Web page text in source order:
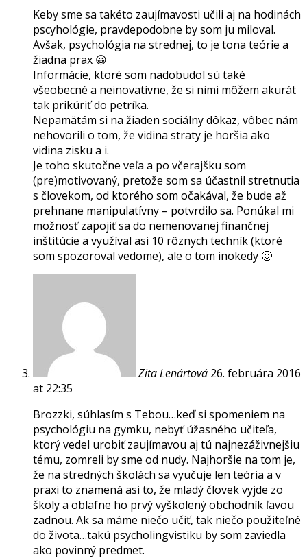
Keby sme sa takéto zaujímavosti učili aj na hodinách
pscyhológie, pravdepodobne by som ju miloval.
Avšak, psychológia na strednej, to je tona teórie a
žiadna prax 😀
Informácie, ktoré som nadobudol sú také
všeobecné a neinovatívne, že si nimi môžem akurát
tak prikúriť do petríka.
Nepamätám si na žiaden sociálny dôkaz, vôbec nám
nehovorili o tom, že vidina straty je horšia ako
vidina zisku a i.
Je toho skutočne veľa a po včerajšku som
(pre)motivovaný, pretože som sa účastnil stretnutia
s človekom, od ktorého som očakával, že bude až
prehnane manipulatívny – potvrdilo sa. Ponúkal mi
možnosť zapojiť sa do nemenovanej finančnej
inštitúcie a využíval asi 10 rôznych techník (ktoré
som spozoroval vedome), ale o tom inokedy 🙂
Zita Lenártová 26. februára 2016
at 22:35
Brozzki, súhlasím s Tebou…keď si spomeniem na
psychológiu na gymku, nebyť úžasného učiteľa,
ktorý vedel urobiť zaujímavou aj tú najnezáživnejšiu
tému, zomreli by sme od nudy. Najhoršie na tom je,
že na stredných školách sa vyučuje len teória a v
praxi to znamená asi to, že mladý človek vyjde zo
školy a oblafne ho prvý vyškolený obchodník ľavou
zadnou. Ak sa máme niečo učiť, tak niečo použiteľné
do života…takú psycholingvistiku by som zaviedla
ako povinný predmet.